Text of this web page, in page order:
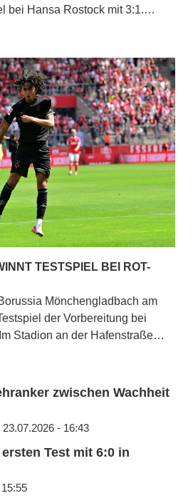
bei Hansa Rostock mit 3:1.…
TESTSPIEL BEI ROT-
Mönchengladbach am
der Vorbereitung bei
Stadion an der Hafenstraße…
zwischen Wachheit
- 16:43
Test mit 6:0 in